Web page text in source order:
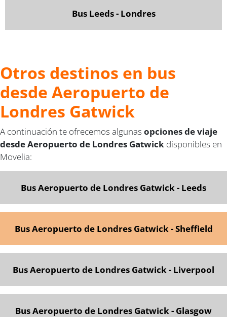
Bus Leeds - Londres
Otros destinos en bus
desde Aeropuerto de
Londres Gatwick
A continuación te ofrecemos algunas opciones de viaje
desde Aeropuerto de Londres Gatwick disponibles en
Movelia:
Bus Aeropuerto de Londres Gatwick - Leeds
Bus Aeropuerto de Londres Gatwick - Sheffield
Bus Aeropuerto de Londres Gatwick - Liverpool
Bus Aeropuerto de Londres Gatwick - Glasgow